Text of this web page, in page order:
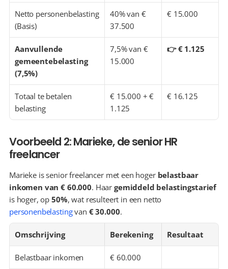
Netto personenbelasting
(Basis)
40% van €
37.500
€ 15.000
Aanvullende
gemeentebelasting
(7,5%)
7,5% van €
15.000
👉 € 1.125
Totaal te betalen
belasting
€ 15.000 + €
1.125
€ 16.125
Voorbeeld 2: Marieke, de senior HR
freelancer
Marieke is senior freelancer met een hoger belastbaar
inkomen van € 60.000. Haar gemiddeld belastingstarief
is hoger, op 50%
personenbelasting van € 30.000.
Omschrijving Berekening Resultaat
Belastbaar inkomen € 60.000